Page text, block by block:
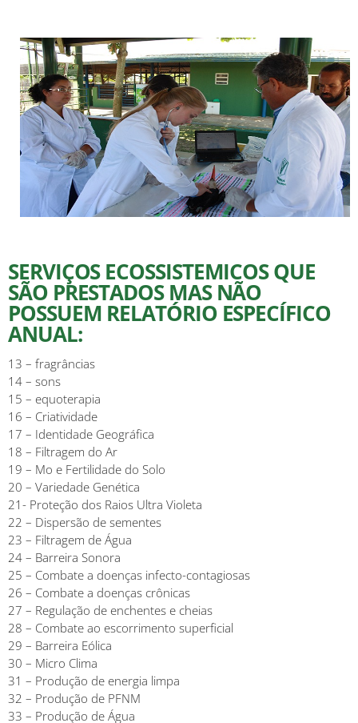
SERVIÇOS ECOSSISTEMICOS QUE
SÃO PRESTADOS MAS NÃO
POSSUEM RELATÓRIO ESPECÍFICO
ANUAL:
13 – fragrâncias
14 – sons
15 – equoterapia
16 – Criatividade
17 – Identidade Geográfica
18 – Filtragem do Ar
19 – Mo e Fertilidade do Solo
20 – Variedade Genética
21- Proteção dos Raios Ultra Violeta
22 – Dispersão de sementes
23 – Filtragem de Água
24 – Barreira Sonora
25 – Combate a doenças infecto-contagiosas
26 – Combate a doenças crônicas
27 – Regulação de enchentes e cheias
28 – Combate ao escorrimento superficial
29 – Barreira Eólica
30 – Micro Clima
31 – Produção de energia limpa
32 – Produção de PFNM
33 – Produção de Água